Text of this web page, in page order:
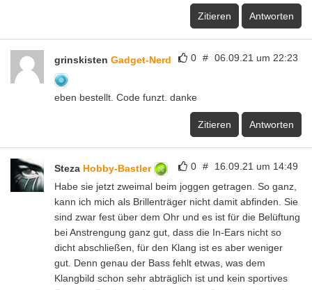
Zitieren Antworten
0 # 06.09.21 um 22:23
grinskisten Gadget-Nerd
eben bestellt. Code funzt. danke
Zitieren Antworten
0 # 16.09.21 um 14:49
Steza Hobby-Bastler
Habe sie jetzt zweimal beim joggen getragen. So ganz,
kann ich mich als Brillenträger nicht damit abfinden. Sie
sind zwar fest über dem Ohr und es ist für die Belüftung
bei Anstrengung ganz gut, dass die In-Ears nicht so
dicht abschließen, für den Klang ist es aber weniger
gut. Denn genau der Bass fehlt etwas, was dem
Klangbild schon sehr abträglich ist und kein sportives